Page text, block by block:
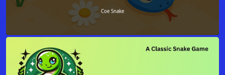
Coe Snake